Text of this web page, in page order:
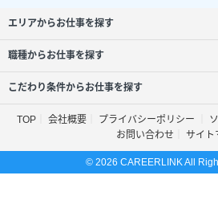
エリアからお仕事を探す
職種からお仕事を探す
こだわり条件からお仕事を探す
TOP 会社概要 プライバシーポリシー
お問い合わせ
サイト
© 2026 CAREERLINK All